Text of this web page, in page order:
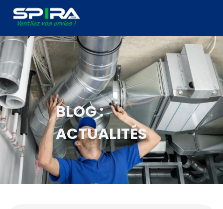
BLOG :
ACTUALITÉS